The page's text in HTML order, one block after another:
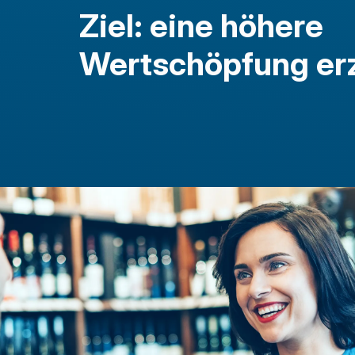
Ziel: eine höhere
Wertschöpfung